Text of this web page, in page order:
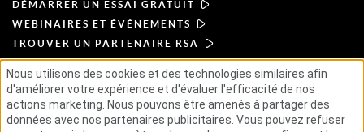
Actualités et presse
Ressources
Carrières
DÉMARRER UN ESSAI GRATUIT
WEBINAIRES ET ÉVÉNEMENTS
TROUVER UN PARTENAIRE RSA
CONDITIONS D'UTILISATION
POLITIQUE DE CONFIDENTIALITÉ
ACCORDS TYPES
PRINCIPES APPLICABLES AUX FOURNISSEURS
Nous utilisons des cookies et des technologies similaires afin
d'améliorer votre expérience et d'évaluer l'efficacité de nos
actions marketing. Nous pouvons être amenés à partager des
données avec nos partenaires publicitaires. Vous pouvez refuser